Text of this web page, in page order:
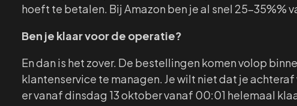
hoeft te betalen. Bij Amazon ben je al snel 25-35%%
Ben je klaar voor de operatie?
En dan is het zover. De bestellingen komen volop
klantenservice te managen. Je wilt niet dat je
er vanaf dinsdag 13 oktober vanaf 00:01 helemaal